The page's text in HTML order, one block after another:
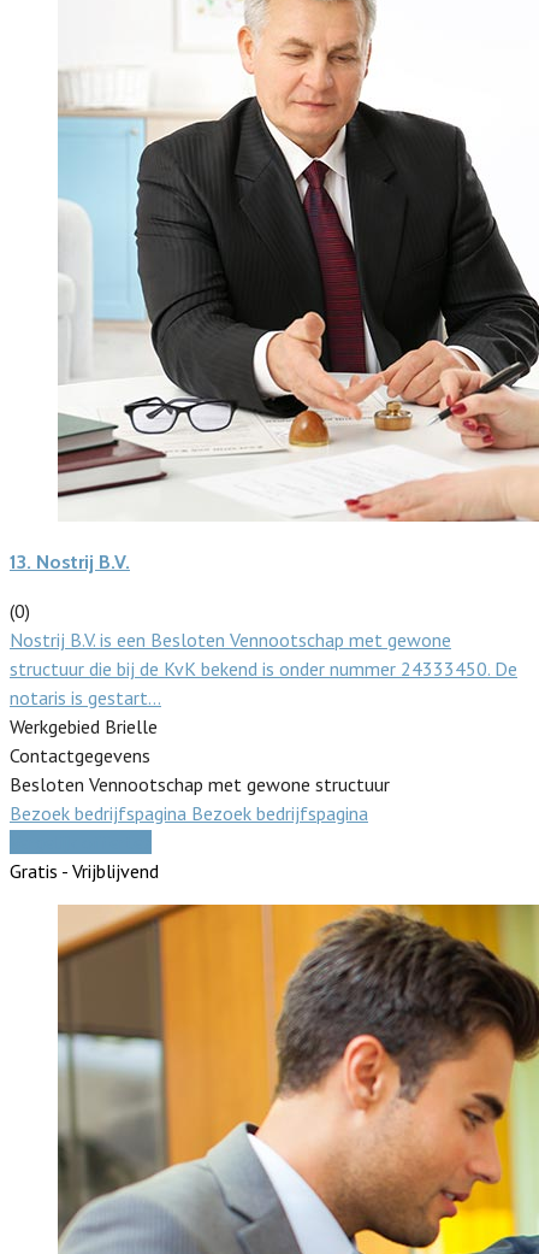
13. Nostrij B.V.
(0)
Nostrij B.V. is een Besloten Vennootschap met gewone
structuur die bij de KvK bekend is onder nummer 24333450. De
notaris is gestart…
Werkgebied Brielle
Contactgegevens
Besloten Vennootschap met gewone structuur
Bezoek bedrijfspagina Bezoek bedrijfspagina
Gratis - Vrijblijvend